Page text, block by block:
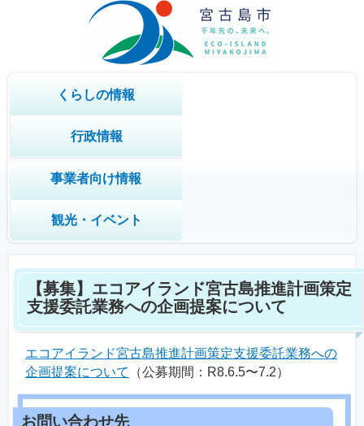
くらしの情報
行政情報
事業者向け情報
観光・イベント
【募集】エコアイランド宮古島推進計画策定
支援委託業務への企画提案について
エコアイランド宮古島推進計画策定支援委託業務への
企画提案について
（公募期間：R8.6.5〜7.2）